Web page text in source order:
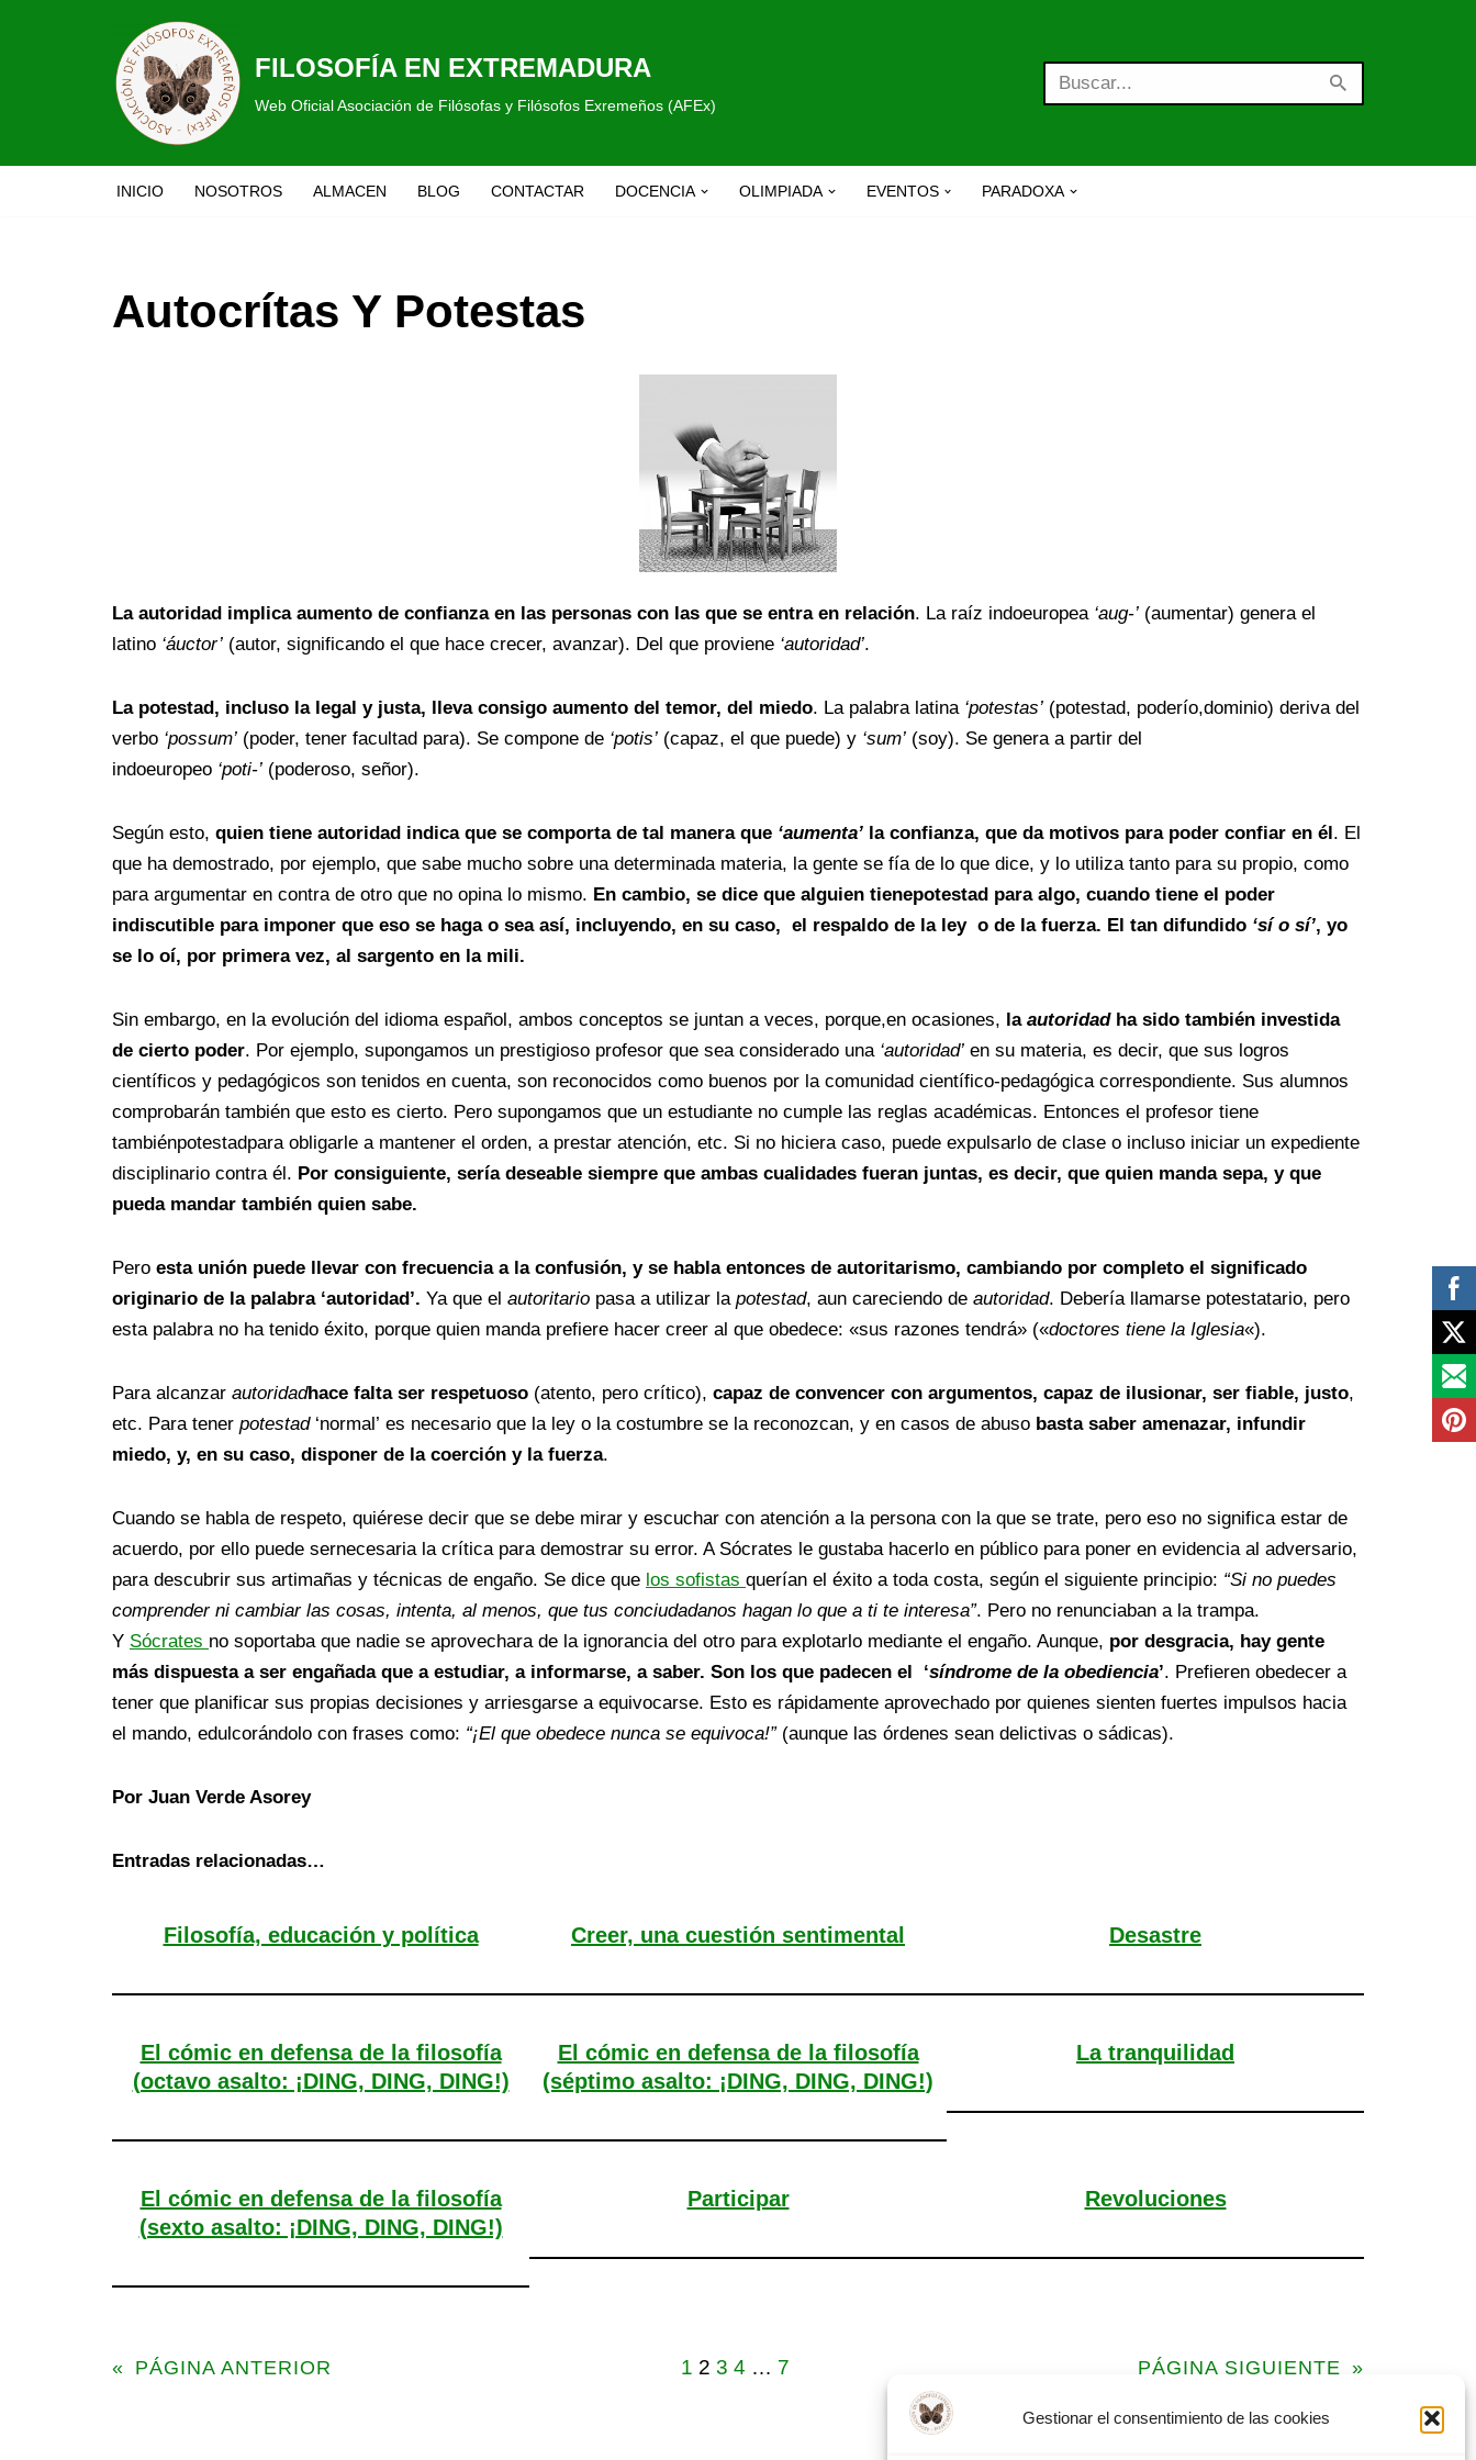
Gestionar el consentimiento de las cookies
FILOSOFÍA EN EXTREMADURA
Web Oficial Asociación de Filósofas y Filósofos Exremeños (AFEx)
INICIO NOSOTROS ALMACEN BLOG CONTACTAR DOCENCIA OLIMPIADA EVENTOS PARADOXA
Autocrítas Y Potestas
La autoridad implica aumento de confianza en las personas con las que se entra en relación. La raíz indoeuropea ‘aug-’ (aumentar) genera el
latino ‘áuctor’ (autor, significando el que hace crecer, avanzar). Del que proviene ‘autoridad’.
La potestad, incluso la legal y justa, lleva consigo aumento del temor, del miedo. La palabra latina ‘potestas’ (potestad, poderío,dominio) deriva del
verbo ‘possum’ (poder, tener facultad para). Se compone de ‘potis’ (capaz, el que puede) y ‘sum’ (soy). Se genera a partir del
indoeuropeo ‘poti-’ (poderoso, señor).
Según esto, quien tiene autoridad indica que se comporta de tal manera que ‘aumenta’ la confianza, que da motivos para poder confiar en él . El
que ha demostrado, por ejemplo, que sabe mucho sobre una determinada materia, la gente se fía de lo que dice, y lo utiliza tanto para su propio, como
para argumentar en contra de otro que no opina lo mismo. En cambio, se dice que alguien tienepotestad para algo, cuando tiene el poder
indiscutible para imponer que eso se haga o sea así, incluyendo, en su caso, el respaldo de la ley o de la fuerza. El tan difundido ‘sí o sí’, yo
se lo oí, por primera vez, al sargento en la mili.
Sin embargo, en la evolución del idioma español, ambos conceptos se juntan a veces, porque,en ocasiones, la autoridadha sido también investida
de cierto poder. Por ejemplo, supongamos un prestigioso profesor que sea considerado una ‘autoridad’ en su materia, es decir, que sus logros
científicos y pedagógicos son tenidos en cuenta, son reconocidos como buenos por la comunidad científico-pedagógica correspondiente. Sus alumnos
comprobarán también que esto es cierto. Pero supongamos que un estudiante no cumple las reglas académicas. Entonces el profesor tiene
tambiénpotestadpara obligarle a mantener el orden, a prestar atención, etc. Si no hiciera caso, puede expulsarlo de clase o incluso iniciar un expediente
disciplinario contra él. Por consiguiente, sería deseable siempre que ambas cualidades fueran juntas, es decir, que quien manda sepa, y que
pueda mandar también quien sabe.
Pero esta unión puede llevar con frecuencia a la confusión, y se habla entonces de autoritarismo, cambiando por completo el significado
originario de la palabra ‘autoridad’. Ya que el autoritario pasa a utilizar la potestad, aun careciendo de autoridad. Debería llamarse potestatario, pero
esta palabra no ha tenido éxito, porque quien manda prefiere hacer creer al que obedece: «sus razones tendrá» («doctores tiene la Iglesia«).
Para alcanzar autoridadhace falta ser respetuoso (atento, pero crítico), capaz de convencer con argumentos, capaz de ilusionar, ser fiable, justo,
etc. Para tener potestad‘normal’ es necesario que la ley o la costumbre se la reconozcan, y en casos de abuso basta saber amenazar, infundir
miedo, y, en su caso, disponer de la coerción y la fuerza.
Cuando se habla de respeto, quiérese decir que se debe mirar y escuchar con atención a la persona con la que se trate, pero eso no significa estar de
acuerdo, por ello puede sernecesaria la crítica para demostrar su error. A Sócrates le gustaba hacerlo en público para poner en evidencia al adversario,
para descubrir sus artimañas y técnicas de engaño. Se dice que los sofistas querían el éxito a toda costa, según el siguiente principio: “Si no puedes
comprender ni cambiar las cosas, intenta, al menos, que tus conciudadanos hagan lo que a ti te interesa”. Pero no renunciaban a la trampa.
Y Sócrates no soportaba que nadie se aprovechara de la ignorancia del otro para explotarlo mediante el engaño. Aunque, por desgracia, hay gente
más dispuesta a ser engañada que a estudiar, a informarse, a saber. Son los que padecen el ‘síndrome de la obediencia’. Prefieren obedecer a
tener que planificar sus propias decisiones y arriesgarse a equivocarse. Esto es rápidamente aprovechado por quienes sienten fuertes impulsos hacia
el mando, edulcorándolo con frases como: “¡El que obedece nunca se equivoca!”(aunque las órdenes sean delictivas o sádicas).
Por Juan Verde Asorey
Entradas relacionadas…
Filosofía, educación y política Creer, una cuestión sentimental Desastre
El cómic en defensa de la filosofía
(octavo asalto: ¡DING, DING, DING!)
El cómic en defensa de la filosofía
(séptimo asalto: ¡DING, DING, DING!)
La tranquilidad
El cómic en defensa de la filosofía
(sexto asalto: ¡DING, DING, DING!)
Participar Revoluciones
« PÁGINA ANTERIOR 1 2 3 4 … 7 PÁGINA SIGUIENTE »